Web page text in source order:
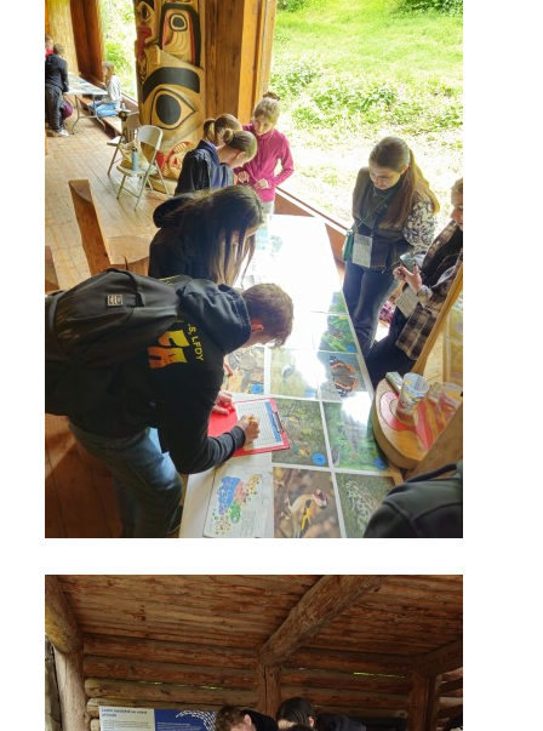
NEPOTŘEBNÝ MAJETEK
NAUČNÁ STEZKA ZBRASLAV
VOLNÁ PRACOVNÍ MÍSTA
ARBORETUM ŠKOLY
Základní škola, Zbraslav, okres Brno-venkov, příspěvková
Komenského 280
Zbraslav
PSČ 664 84
Škola: 546 453 183, mobil 739 666 402, Družina: 732 246 380, Jídelna:
606 946 586, datová schránka: 2hgmui6